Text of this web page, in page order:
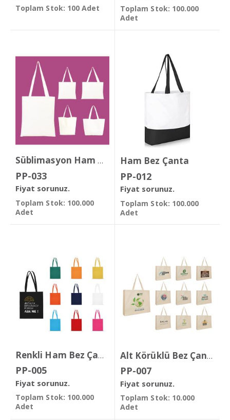
Toplam Stok: 100 Adet
Toplam Stok: 100.000
Adet
Süblimasyon Ham Bez Çanta
PP-033
Fiyat sorunuz.
Toplam Stok: 100.000
Adet
Ham Bez Çanta
PP-012
Fiyat sorunuz.
Toplam Stok: 100.000
Adet
Renkli Ham Bez Çanta
PP-005
Fiyat sorunuz.
Toplam Stok: 100.000
Adet
Alt Körüklü Bez Çanta
PP-007
Fiyat sorunuz.
Toplam Stok: 10.000
Adet